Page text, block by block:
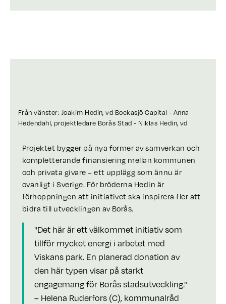
Projektet bygger på nya former av samverkan och
kompletterande finansiering mellan kommunen
och privata givare – ett upplägg som ännu är
ovanligt i Sverige. För bröderna Hedin är
förhoppningen att initiativet ska inspirera fler att
bidra till utvecklingen av Borås.
"Det här är ett välkommet initiativ som
tillför mycket energi i arbetet med
Viskans park. En planerad donation av
den här typen visar på starkt
engagemang för Borås stadsutveckling."
– Helena Ruderfors (C), kommunalråd
Från vänster: Joakim Hedin, vd Bockasjö Capital - Anna
Hedendahl, projektledare Borås Stad - Niklas Hedin, vd